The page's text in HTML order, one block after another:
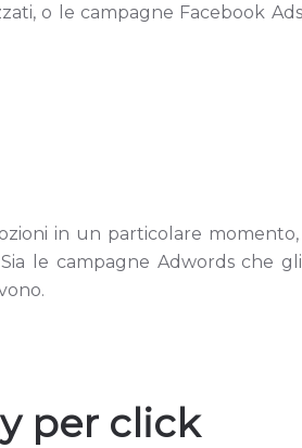
o le campagne Facebook
in un particolare
le campagne Adwords che
per click